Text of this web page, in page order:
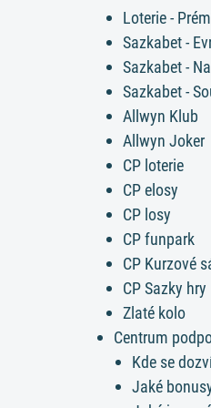
Loterie -
Sazkabet -
Sazkabet -
Sazkabet -
Allwyn Klub
Allwyn Joker
CP loterie
CP elosy
CP losy
CP funpark
CP Kurzové
CP Sazky hry
Zlaté kolo
Centrum
​Kde se
Jaké